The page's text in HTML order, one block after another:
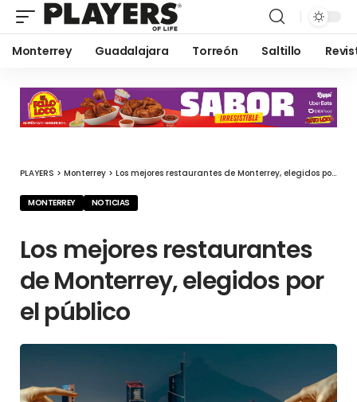
Monterrey Guadalajara Torreón Saltillo
PLAYERS > Monterrey > Los mejores restaurantes de Monterrey, elegidos por el público
MONTERREY NOTICIAS
Los mejores restaurantes
de Monterrey, elegidos por
el público